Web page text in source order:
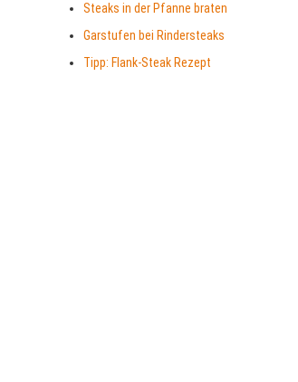
Steaks in der Pfanne braten
Garstufen bei Rindersteaks
Tipp: Flank-Steak Rezept